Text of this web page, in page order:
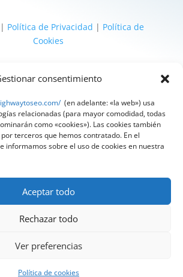
consentimiento
(en adelante: «la web») usa
relacionadas (para mayor comodidad, todas
como «cookies»). Las cookies también
terceros que hemos contratado. En el
informamos sobre el uso de cookies en nuestra
Aceptar todo
Rechazar todo
Ver preferencias
Política de cookies
| Política de Privacidad | Política de
Cookies
por HighWay To Seo
Compliance de confianza»
con nuestros expertos?